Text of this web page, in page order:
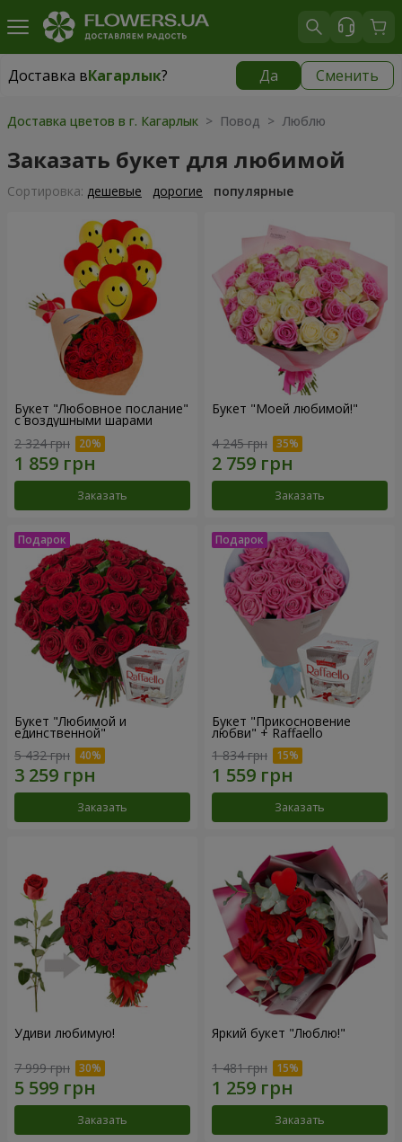
Доставка вКагарлык? Да Сменить
Доставка вКагарлык|
Доставка цветов в г. Кагарлык > Повод > Люблю
Заказать букет для любимой
Cортировка: дешевые дорогие популярные
Букет "Любовное послание"
с воздушными шарами
2 324 грн
Заказать
Букет "Моей любимой!"
4 245 грн
Заказать
Букет "Любимой и
единственной"
5 432 грн
Заказать
Букет "Прикосновение
любви" + Raffaello
1 834 грн
Заказать
Удиви любимую!
7 999 грн
Заказать
Яркий букет "Люблю!"
1 481 грн
Заказать